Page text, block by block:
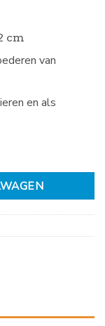
cm
van
en als